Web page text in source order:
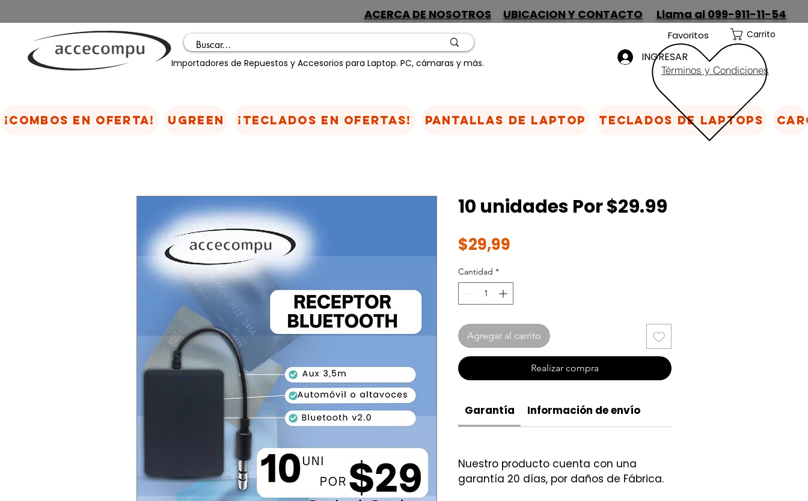
ACERCA DE NOSOTROS UBICACION Y CONTACTO Llama al 099-911-11-54
Importadores de Repuestos y Accesorios para Laptop. PC, cámaras y más.
Favoritos Carrito
Términos y Condiciones
INGRESAR
10 unidades Por $29.99
$29,99
Cantidad *
Agregar al carrito
Realizar compra
Garantía Información de envío
Nuestro producto cuenta con una
garantía 20 días, por daños de Fábrica.
¡COMBOS EN OFERTA! UGREEN ¡TECLADOS EN OFERTAS! Pantallas de Laptop Teclados de laptops